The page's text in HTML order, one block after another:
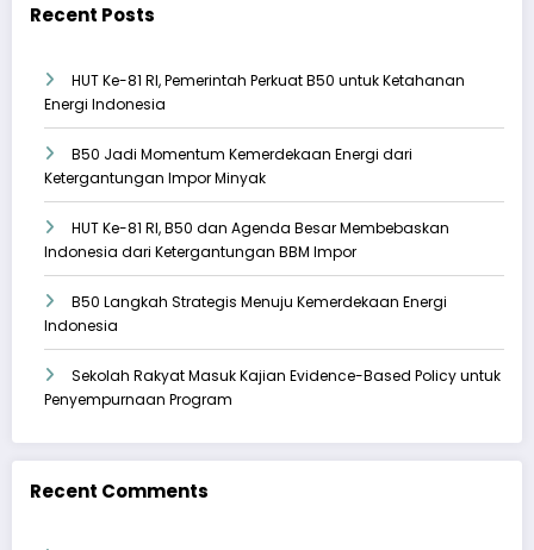
Recent Posts
HUT Ke-81 RI, Pemerintah Perkuat B50 untuk Ketahanan
Energi Indonesia
B50 Jadi Momentum Kemerdekaan Energi dari
Ketergantungan Impor Minyak
HUT Ke-81 RI, B50 dan Agenda Besar Membebaskan
Indonesia dari Ketergantungan BBM Impor
B50 Langkah Strategis Menuju Kemerdekaan Energi
Indonesia
Sekolah Rakyat Masuk Kajian Evidence-Based Policy untuk
Penyempurnaan Program
Recent Comments